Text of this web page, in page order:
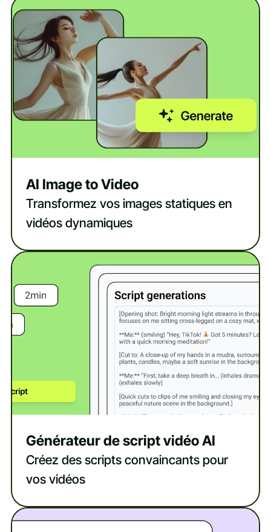
AI Image to Video
Transformez vos images statiques en
vidéos dynamiques
Générateur de script vidéo AI
Créez des scripts convaincants pour
vos vidéos